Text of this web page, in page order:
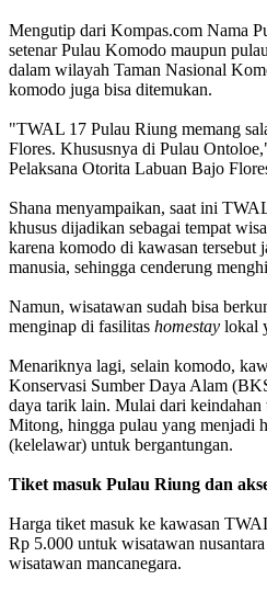
Mengutip dari Kompas.com Nama
setenar Pulau Komodo maupun
dalam wilayah Taman Nasional
komodo juga bisa ditemukan.
"TWAL 17 Pulau Riung memang
Flores. Khususnya di Pulau
Pelaksana Otorita Labuan Bajo
Shana menyampaikan, saat ini
khusus dijadikan sebagai tempat
karena komodo di kawasan tersebut
manusia, sehingga cenderung
Namun, wisatawan sudah bisa
menginap di fasilitas homestay lokal
Menariknya lagi, selain komodo,
Konservasi Sumber Daya Alam
daya tarik lain. Mulai dari keindahan
Mitong, hingga pulau yang menjadi
(kelelawar) untuk bergantungan.
Tiket masuk Pulau Riung dan
Harga tiket masuk ke kawasan
Rp 5.000 untuk wisatawan
wisatawan mancanegara.